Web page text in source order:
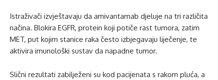
Istraživači izvještavaju da amivantamab djeluje na tri različita
načina. Blokira EGFR, protein koji potiče rast tumora, zatim
MET, put kojim stanice raka često izbjegavaju liječenje, te
aktivira imunološki sustav da napadne tumor.
Slični rezultati zabilježeni su kod pacijenata s rakom pluća, a